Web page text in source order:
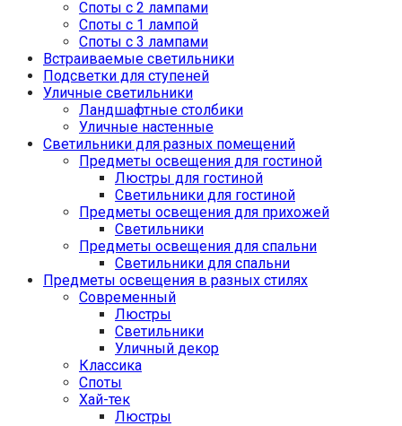
Споты с 2 лампами
Споты с 1 лампой
Споты с 3 лампами
Встраиваемые светильники
Подсветки для ступеней
Уличные светильники
Ландшафтные столбики
Уличные настенные
Светильники для разных помещений
Предметы освещения для гостиной
Люстры для гостиной
Светильники для гостиной
Предметы освещения для прихожей
Светильники
Предметы освещения для спальни
Светильники для спальни
Предметы освещения в разных стилях
Cовременный
Люстры
Светильники
Уличный декор
Классика
Споты
Хай-тек
Люстры